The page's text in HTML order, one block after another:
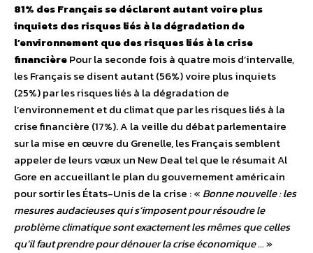
81% des Français se déclarent autant voire plus
inquiets des risques liés à la dégradation de
l’environnement que des risques liés à la crise
financièrePour la seconde fois à quatre mois d’intervalle,
les Français se disent autant (56%) voire plus inquiets
(25%) par les risques liés à la dégradation de
l’environnement et du climat que par les risques liés à la
crise financière (17%). A la veille du débat parlementaire
sur la mise en œuvre du Grenelle, les Français semblent
appeler de leurs vœux un New Deal tel que le résumait Al
Gore en accueillant le plan du gouvernement américain
pour sortir les États-Unis de la crise : « Bonne nouvelle : les
mesures audacieuses qui s’imposent pour résoudre le
problème climatique sont exactement les mêmes que celles
qu’il faut prendre pour dénouer la crise économique …»